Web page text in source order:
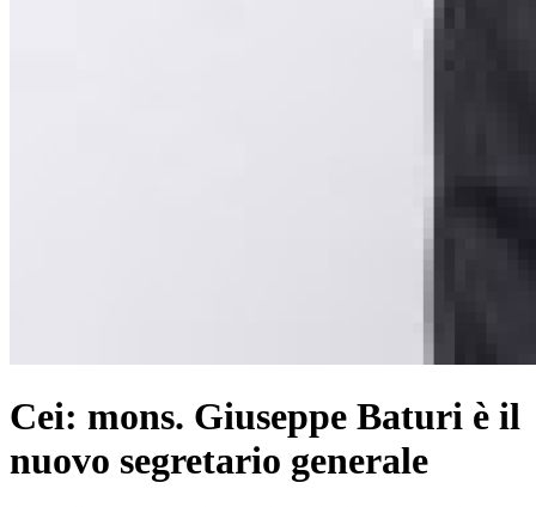
Cei: mons. Giuseppe Baturi è il
nuovo segretario generale